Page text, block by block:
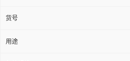
货号
用途